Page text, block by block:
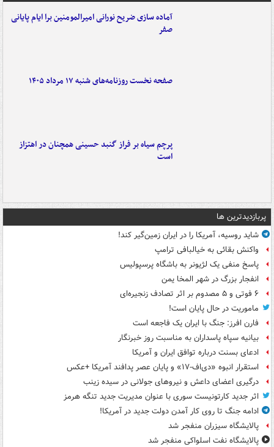
آماده سازی ضریح نورانی امیرالمومنین برا ایام پایانی
صفر
صفحه نخست روزنامه‌های شنبه ۱۷ مرداد ۱۴۰۵
پرچم سیاه بر فراز گنبد حسینی همچنان در اهتزاز
است
پربازدیدترین ها
شاید روسیه، آمریکا را در ایران زمین‌گیر کند!
واکنش بقائی به خیالبافی ترامپ
پاسخ منفی یک لژیونر به باشگاه پرسپولیس
انفجار بزرگ در شهر المخا یمن
۶ فوتی و ۵ مصدوم بر اثر تصادف زنجیره‌ای
ماموریت در حال پایان است!
فارن افرز: جنگ با ایران یک فاجعه است
بیانیه سپاه پاسداران به مناسبت روز خبرنگار
ادعای بسنت درباره توافق ایران و آمریکا
استقرار انبوه «دی‌اف‑۱۷» و پایان عصر پدافند آمریکا +عکس
درگیری اعضای داعش و نیروهای جولانی در سیده زینب
اثر جدید کارتونیست سوری با عنوان مدیریت جدید تنگه هرمز
ادامه جنگ تا روی کار آمدن دولت جدید در آمریکا!
پالایشگاه سیزران منفجر شد
پالایشگاه نفت اسلواکی منفجر شد